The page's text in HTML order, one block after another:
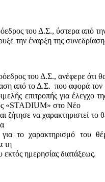
του Δ.Σ., ύστερα από
την έναρξη της
του Δ.Σ., ανέφερε ότι
από το Δ.Σ. που αφορά τον
επιτροπής για έλεγχο
«STADIUM» στο Νέο
ζήτησε να χαρακτηριστεί το
το χαρακτηρισμό του
τη
εκτός ημερησίας διατάξεως.